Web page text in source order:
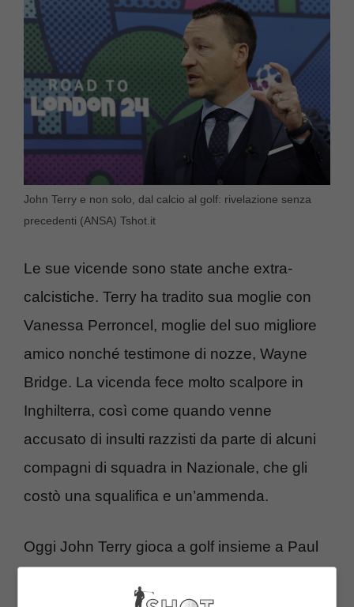
John Terry e non solo, dal calcio al golf: rivelazione senza
precedenti (ANSA) Tshot.it
Le sue vicende sono state anche extra-
calcistiche. Terry ha tradito sua moglie con
Vanessa Perroncel, moglie del suo migliore
amico nonché testimone di nozze, Wayne
Bridge. La vicenda fece molto scalpore in
Inghilterra, così come quando venne
accusato di insulti razzisti da parte di alcuni
compagni di squadra in Nazionale, che gli
costò una squalifica e un’ammenda.
Oggi John Terry gioca a golf insieme a Paul